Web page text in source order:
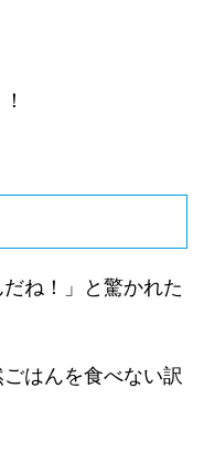
ね！」と驚かれた
はんを食べない訳